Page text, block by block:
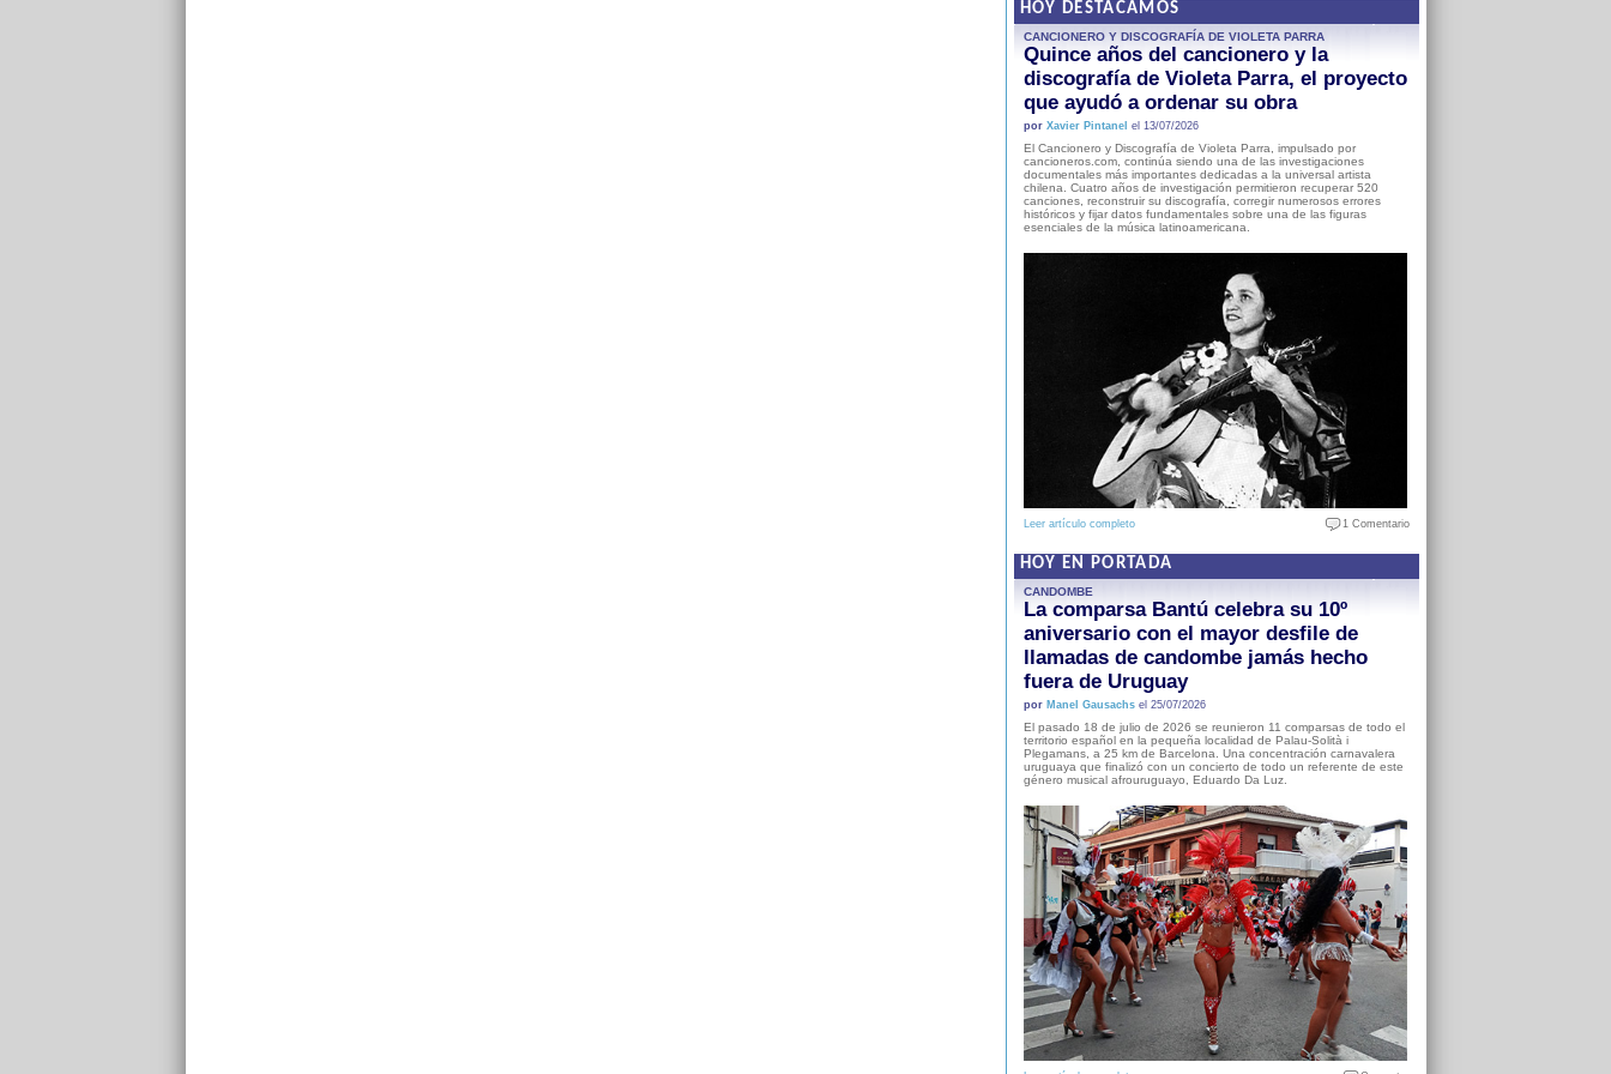
HOY DESTACAMOS
CANCIONERO Y DISCOGRAFÍA DE VIOLETA PARRA
Quince años del cancionero y la
discografía de Violeta Parra, el proyecto
que ayudó a ordenar su obra
por Xavier Pintanel el 13/07/2026
El Cancionero y Discografía de Violeta Parra, impulsado por
cancioneros.com, continúa siendo una de las investigaciones
documentales más importantes dedicadas a la universal artista
chilena. Cuatro años de investigación permitieron recuperar 520
canciones, reconstruir su discografía, corregir numerosos errores
históricos y fijar datos fundamentales sobre una de las figuras
esenciales de la música latinoamericana.
Leer artículo completo 1 Comentario
HOY EN PORTADA
CANDOMBE
La comparsa Bantú celebra su 10º
aniversario con el mayor desfile de
llamadas de candombe jamás hecho
fuera de Uruguay
por Manel Gausachsel 25/07/2026
El pasado 18 de julio de 2026 se reunieron 11 comparsas de todo el
territorio español en la pequeña localidad de Palau-Solità i
Plegamans, a 25 km de Barcelona. Una concentración carnavalera
uruguaya que finalizó con un concierto de todo un referente de este
género musical afrouruguayo, Eduardo Da Luz.